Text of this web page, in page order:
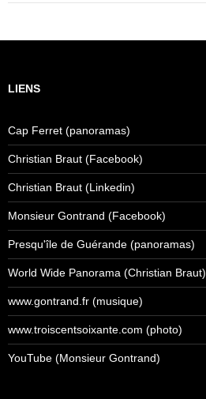
LIENS
Cap Ferret (panoramas)
Christian Braut (Facebook)
Christian Braut (Linkedin)
Monsieur Gontrand (Facebook)
Presqu'île de Guérande (panoramas)
World Wide Panorama (Christian Braut)
www.gontrand.fr (musique)
www.troiscentsoixante.com (photo)
YouTube (Monsieur Gontrand)